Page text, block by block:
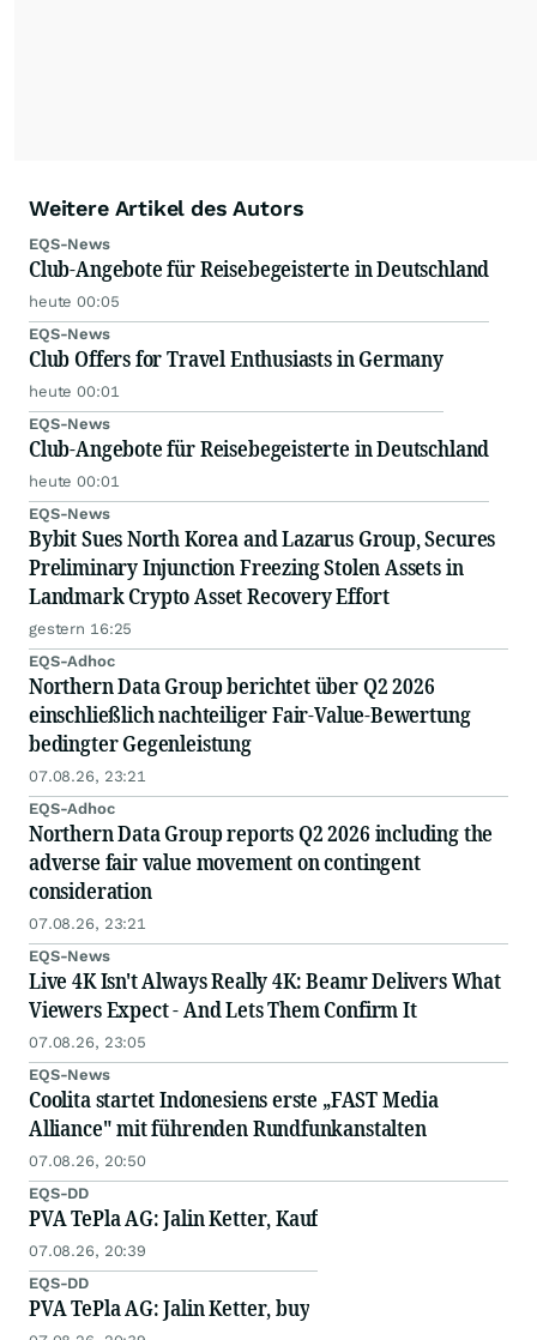
Weitere Artikel des Autors
EQS-News
Club-Angebote für Reisebegeisterte in Deutschland
heute 00:05
EQS-News
Club Offers for Travel Enthusiasts in Germany
heute 00:01
EQS-News
Club-Angebote für Reisebegeisterte in Deutschland
heute 00:01
EQS-News
Bybit Sues North Korea and Lazarus Group, Secures
Preliminary Injunction Freezing Stolen Assets in
Landmark Crypto Asset Recovery Effort
gestern 16:25
EQS-Adhoc
Northern Data Group berichtet über Q2 2026
einschließlich nachteiliger Fair-Value-Bewertung
bedingter Gegenleistung
07.08.26, 23:21
EQS-Adhoc
Northern Data Group reports Q2 2026 including the
adverse fair value movement on contingent
consideration
07.08.26, 23:21
EQS-News
Live 4K Isn't Always Really 4K: Beamr Delivers What
Viewers Expect - And Lets Them Confirm It
07.08.26, 23:05
EQS-News
Coolita startet Indonesiens erste „FAST Media
Alliance" mit führenden Rundfunkanstalten
07.08.26, 20:50
EQS-DD
PVA TePla AG: Jalin Ketter, Kauf
07.08.26, 20:39
EQS-DD
PVA TePla AG: Jalin Ketter, buy